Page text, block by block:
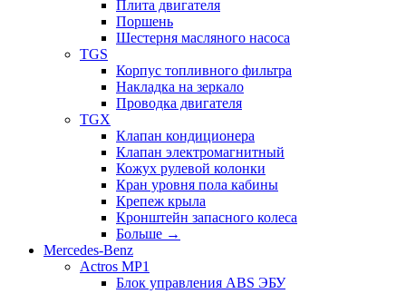
Плита двигателя
Поршень
Шестерня масляного насоса
TGS
Корпус топливного фильтра
Накладка на зеркало
Проводка двигателя
TGX
Клапан кондиционера
Клапан электромагнитный
Кожух рулевой колонки
Кран уровня пола кабины
Крепеж крыла
Кронштейн запасного колеса
Больше →
Mercedes-Benz
Actros MP1
Блок управления ABS ЭБУ